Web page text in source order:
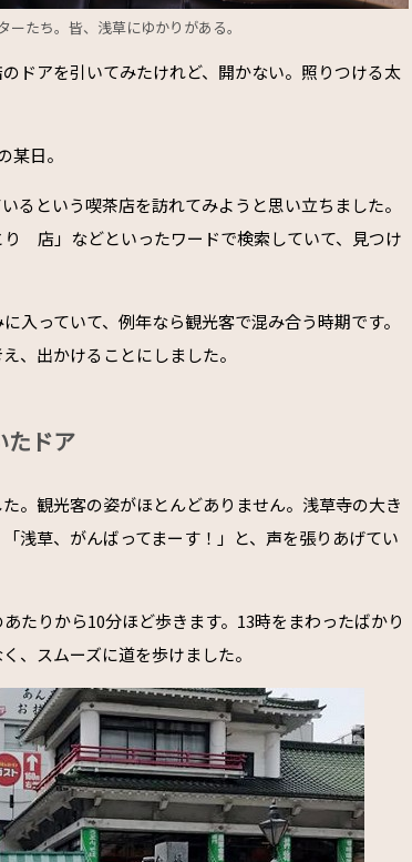
たち。皆、浅草にゆかりがある。
ドアを引いてみたけれど、開かない。照りつける太
日。
るという喫茶店を訪れてみようと思い立ちました。
店」などといったワードで検索していて、見つけ
入っていて、例年なら観光客で混み合う時期です。
、出かけることにしました。
たドア
。観光客の姿がほとんどありません。浅草寺の大き
浅草、がんばってまーす！」と、声を張りあげてい
たりから10分ほど歩きます。13時をまわったばかり
、スムーズに道を歩けました。